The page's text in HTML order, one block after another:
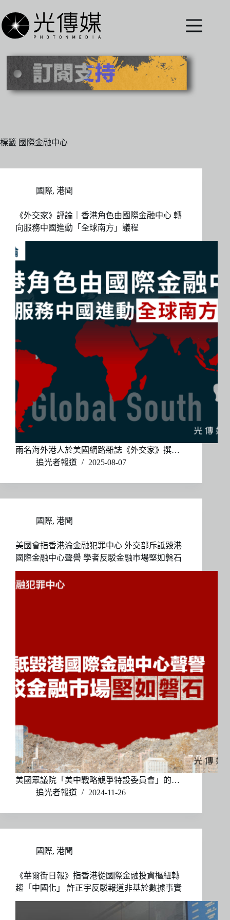
至
主
內
標籤 國際金融中心
國際, 港聞
《外交家》評論｜香港角色由國際金融中心 轉
向服務中國進動「全球南方」議程
兩名海外港人於美國網路雜誌《外交家》撰…
追光者報道
2025-08-07
國際, 港聞
美國會指香港淪金融犯罪中心 外交部斥詆毀港
國際金融中心聲譽 學者反駁金融巿場堅如磐石
美國眾議院「美中戰略競爭特設委員會」的…
追光者報道
2024-11-26
國際, 港聞
《華爾街日報》指香港從國際金融投資樞紐轉
趨「中國化」 許正宇反駁報道非基於數據事實